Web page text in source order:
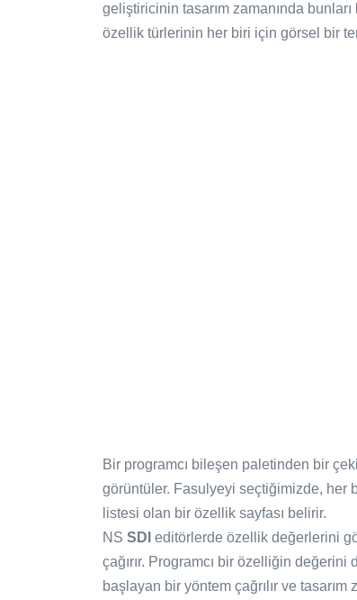
geliştiricinin tasarım zamanında
özellik türlerinin her biri için görsel bir
Bir programcı bileşen paletinden bir
görüntüler. Fasulyeyi seçtiğimizde,
listesi olan bir özellik sayfası belirir.
NS SDI editörlerde özellik değerlerini
çağırır. Programcı bir özelliğin
başlayan bir yöntem çağrılır ve